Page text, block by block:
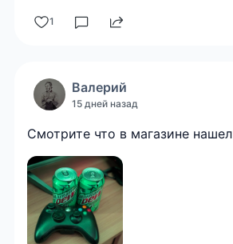
1
Валерий
15 дней назад
Смотрите что в магазине нашел